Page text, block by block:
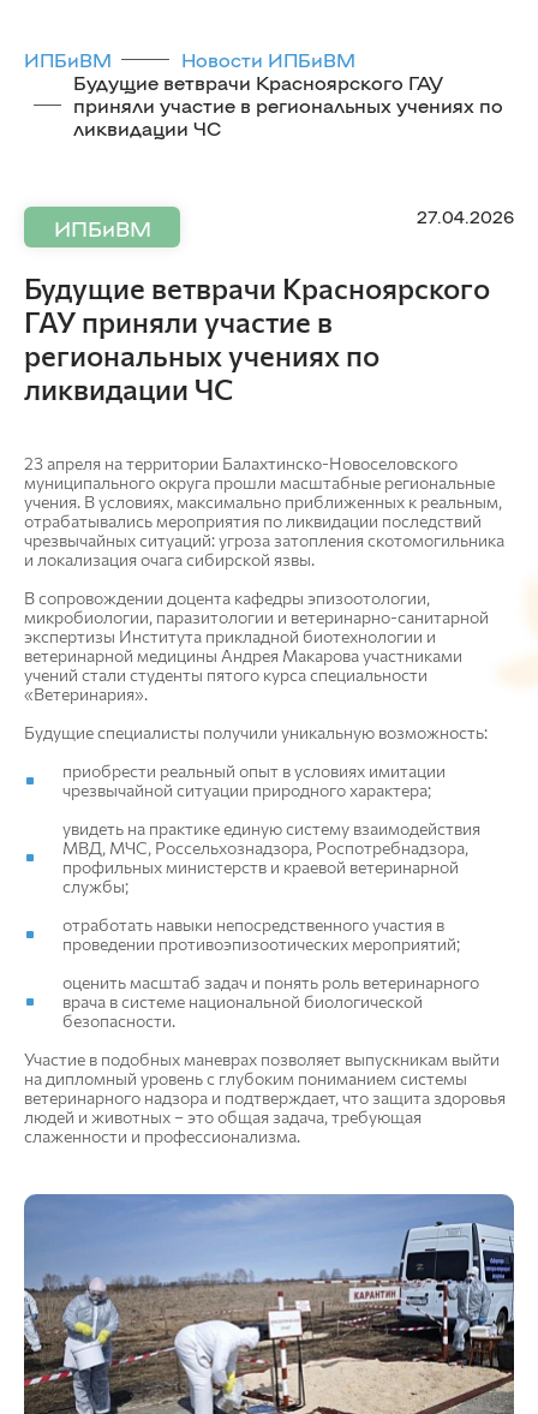
ИПБиВМ
Новости ИПБиВМ
Будущие ветврачи Красноярского ГАУ
приняли участие в региональных учениях по
ликвидации ЧС
ИПБиВМ 27.04.2026
Будущие ветврачи Красноярского
ГАУ приняли участие в
региональных учениях по
ликвидации ЧС
23 апреля на территории Балахтинско-Новоселовского
муниципального округа прошли масштабные региональные
учения. В условиях, максимально приближенных к реальным,
отрабатывались мероприятия по ликвидации последствий
чрезвычайных ситуаций: угроза затопления скотомогильника
и локализация очага сибирской язвы.
В сопровождении доцента кафедры эпизоотологии,
микробиологии, паразитологии и ветеринарно-санитарной
экспертизы Института прикладной биотехнологии и
ветеринарной медицины Андрея Макарова участниками
учений стали студенты пятого курса специальности
«Ветеринария».
Будущие специалисты получили уникальную возможность:
приобрести реальный опыт в условиях имитации
чрезвычайной ситуации природного характера;
увидеть на практике единую систему взаимодействия
МВД, МЧС, Россельхознадзора, Роспотребнадзора,
профильных министерств и краевой ветеринарной
службы;
отработать навыки непосредственного участия в
проведении противоэпизоотических мероприятий;
оценить масштаб задач и понять роль ветеринарного
врача в системе национальной биологической
безопасности.
Участие в подобных маневрах позволяет выпускникам выйти
на дипломный уровень с глубоким пониманием системы
ветеринарного надзора и подтверждает, что защита здоровья
людей и животных – это общая задача, требующая
слаженности и профессионализма.